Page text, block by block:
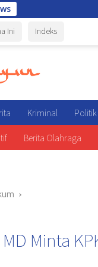
Ini
Indeks
Kriminal Politik
Berita Olahraga
Minta